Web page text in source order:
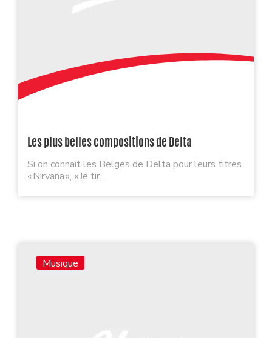
Les plus belles compositions de Delta
Si on connait les Belges de Delta pour leurs titres
« Nirvana », « Je tir...
Musique